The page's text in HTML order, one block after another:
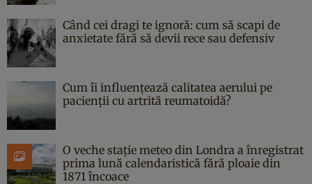
Când cei dragi te ignoră: cum să scapi de
anxietate fără să devii rece sau defensiv
Cum îi influențează calitatea aerului pe
pacienții cu artrită reumatoidă?
O veche stație meteo din Londra a înregistrat
prima lună calendaristică fără ploaie din
1871 încoace